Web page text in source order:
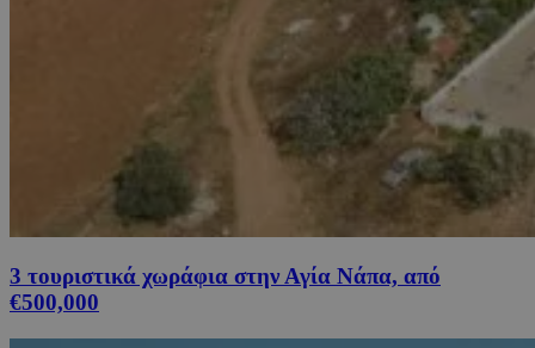
3 τουριστικά χωράφια στην Αγία Νάπα, από
€500,000